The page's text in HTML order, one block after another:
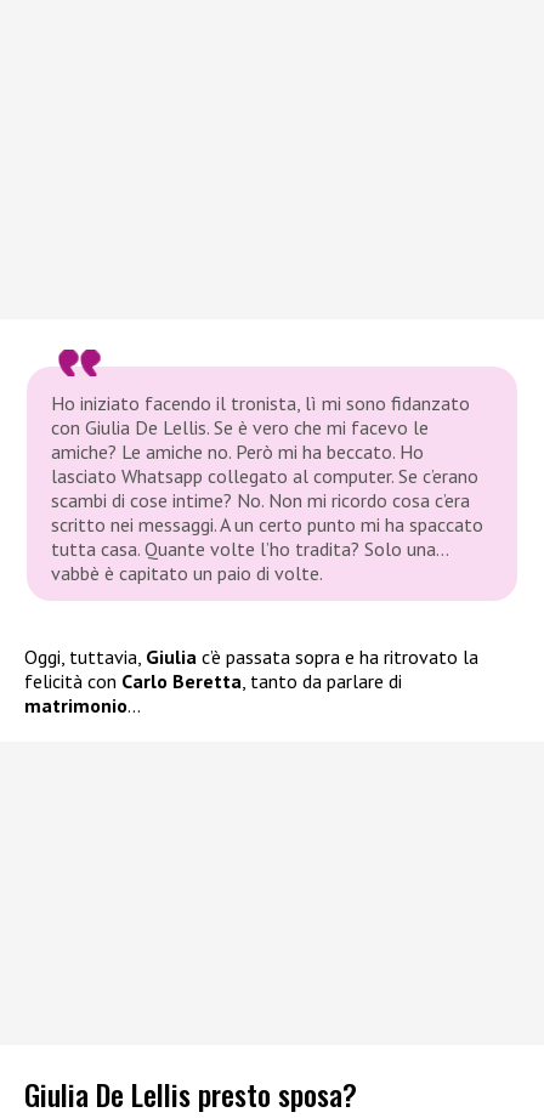
Ho iniziato facendo il tronista, lì mi sono fidanzato
con Giulia De Lellis. Se è vero che mi facevo le
amiche? Le amiche no. Però mi ha beccato. Ho
lasciato Whatsapp collegato al computer. Se c’erano
scambi di cose intime? No. Non mi ricordo cosa c’era
scritto nei messaggi. A un certo punto mi ha spaccato
tutta casa. Quante volte l’ho tradita? Solo una…
vabbè è capitato un paio di volte.
Oggi, tuttavia, Giulia c’è passata sopra e ha ritrovato la
felicità con Carlo Beretta , tanto da parlare di
matrimonio…
Giulia De Lellis presto sposa?